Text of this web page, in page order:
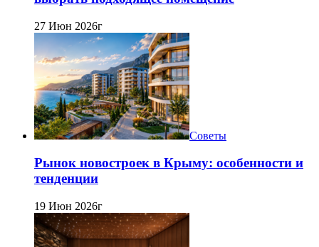
27 Июн 2026г
Советы
Рынок новостроек в Крыму: особенности и
тенденции
19 Июн 2026г